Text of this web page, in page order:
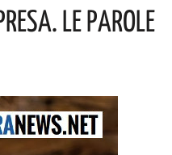
Le Parole